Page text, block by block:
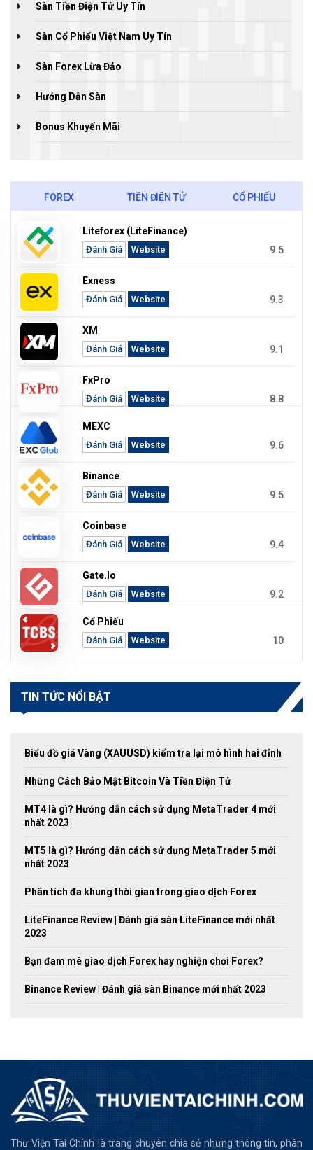
Sàn Tiền Điện Tử Uy Tín
Sàn Cổ Phiếu Việt Nam Uy Tín
Sàn Forex Lừa Đảo
Hướng Dẫn Sàn
Bonus Khuyến Mãi
FOREX TIỀN ĐIỆN TỬ CỔ PHIẾU
Liteforex (LiteFinance)
Đánh Giá Website 9.5
Exness
Đánh Giá Website 9.3
XM
Đánh Giá Website 9.1
FxPro
Đánh Giá Website 8.8
MEXC
Đánh Giá Website 9.6
Binance
Đánh Giá Website 9.5
Coinbase
Đánh Giá Website 9.4
Gate.io
Đánh Giá Website 9.2
Cổ Phiếu
Đánh Giá Website 10
TIN TỨC NỔI BẬT
Biểu đồ giá Vàng (XAUUSD) kiểm tra lại mô hình hai đỉnh
Những Cách Bảo Mật Bitcoin Và Tiền Điện Tử
MT4 là gì? Hướng dẫn cách sử dụng MetaTrader 4 mới
nhất 2023
MT5 là gì? Hướng dẫn cách sử dụng MetaTrader 5 mới
nhất 2023
Phân tích đa khung thời gian trong giao dịch Forex
LiteFinance Review | Đánh giá sàn LiteFinance mới nhất
2023
Bạn đam mê giao dịch Forex hay nghiện chơi Forex?
Binance Review | Đánh giá sàn Binance mới nhất 2023
Thư Viện Tài Chính là trang chuyên chia sẻ những thông tin, phân